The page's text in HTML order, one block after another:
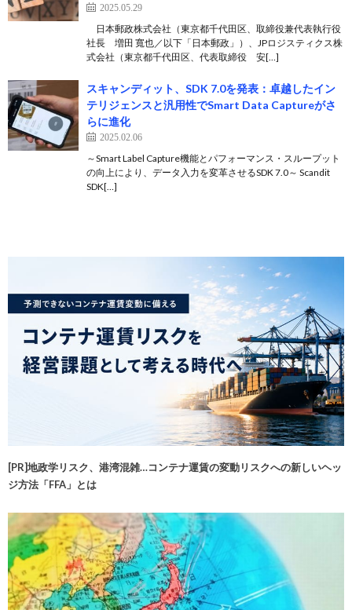
2025.05.29
日本郵政株式会社（東京都千代田区、取締役兼代表執行役
社長 増田 寬也／以下「日本郵政」）、JPロジスティクス株
式会社（東京都千代田区、代表取締役 安[…]
スキャンディット、SDK 7.0を発表：卓越したイン
テリジェンスと汎用性でSmart Data Captureがさ
らに進化
2025.02.06
～Smart Label Capture機能とパフォーマンス・スループット
の向上により、データ入力を変革させるSDK 7.0～ Scandit
SDK[…]
[PR]地政学リスク、港湾混雑…コンテナ運賃の変動リスクへの新しいヘッ
ジ方法「FFA」とは